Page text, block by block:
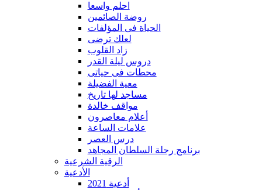
احلم واسعا
روضة الصائمين
الحياة فى المؤلفات
لعلك ترضى
زاد القلوب
دروس ليلة القدر
محطات فى حياتى
معية الفضيلة
مساجد لها تاريخ
مواقف خالدة
أعلام معاصرون
علامات الساعة
درس العصر
برنامج رحلة السلطان المجاهد
الرقية الشرعية
الأدعية
أدعية 2021